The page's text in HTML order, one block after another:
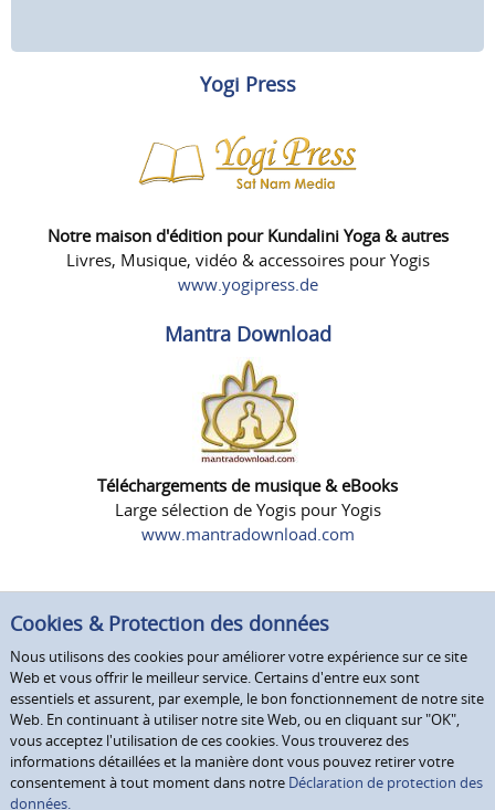
Yogi Press
Notre maison d'édition pour Kundalini Yoga & autres
Livres, Musique, vidéo & accessoires pour Yogis
www.yogipress.de
Mantra Download
Téléchargements de musique & eBooks
Large sélection de Yogis pour Yogis
www.mantradownload.com
Cookies & Protection des données
Nous utilisons des cookies pour améliorer votre expérience sur ce site
Web et vous offrir le meilleur service. Certains d'entre eux sont
essentiels et assurent, par exemple, le bon fonctionnement de notre site
Web. En continuant à utiliser notre site Web, ou en cliquant sur "OK",
vous acceptez l'utilisation de ces cookies. Vous trouverez des
informations détaillées et la manière dont vous pouvez retirer votre
consentement à tout moment dans notre Déclaration de protection des
données.